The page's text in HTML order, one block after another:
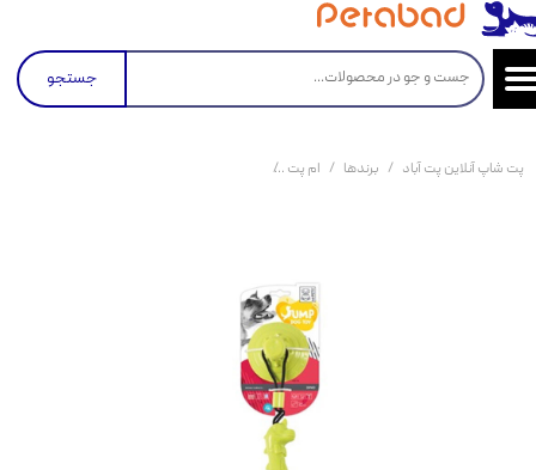
جستجو
پت شاپ آنلاین پت آباد برندها ام پت